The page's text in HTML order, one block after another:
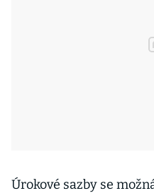
Úrokové sazby se